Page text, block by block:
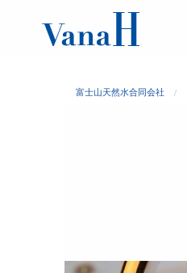
富士山天然水合同会社